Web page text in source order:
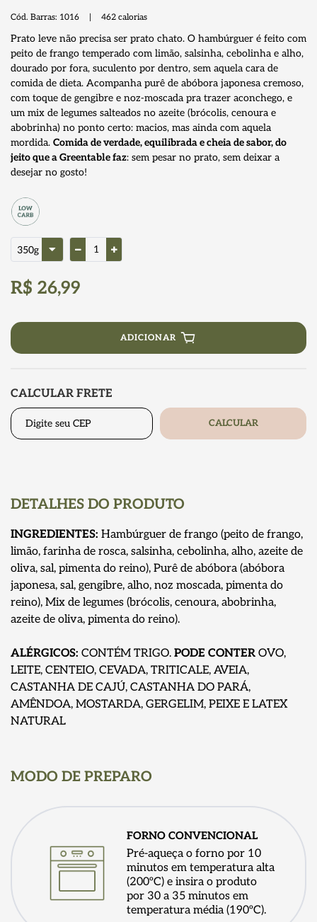
Cód. Barras: 1016 | 462 calorias
Prato leve não precisa ser prato chato. O hambúrguer é feito com
peito de frango temperado com limão, salsinha, cebolinha e alho,
dourado por fora, suculento por dentro, sem aquela cara de
comida de dieta. Acompanha purê de abóbora japonesa cremoso,
com toque de gengibre e noz-moscada pra trazer aconchego, e
um mix de legumes salteados no azeite (brócolis, cenoura e
abobrinha) no ponto certo: macios, mas ainda com aquela
mordida. Comida de verdade, equilibrada e cheia de sabor, do
jeito que a Greentable faz: sem pesar no prato, sem deixar a
desejar no gosto!
R$ 26,99
ADICIONAR
CALCULAR FRETE
CALCULAR
DETALHES DO PRODUTO
INGREDIENTES: Hambúrguer de frango (peito de frango,
limão, farinha de rosca, salsinha, cebolinha, alho, azeite de
oliva, sal, pimenta do reino), Purê de abóbora (abóbora
japonesa, sal, gengibre, alho, noz moscada, pimenta do
reino), Mix de legumes (brócolis, cenoura, abobrinha,
azeite de oliva, pimenta do reino).
ALÉRGICOS: CONTÉM TRIGO. PODE CONTER OVO,
LEITE, CENTEIO, CEVADA, TRITICALE, AVEIA,
CASTANHA DE CAJÚ, CASTANHA DO PARÁ,
AMÊNDOA, MOSTARDA, GERGELIM, PEIXE E LATEX
NATURAL
MODO DE PREPARO
FORNO CONVENCIONAL
Pré-aqueça o forno por 10
minutos em temperatura alta
(200ºC) e insira o produto
por 30 a 35 minutos em
temperatura média (190ºC).